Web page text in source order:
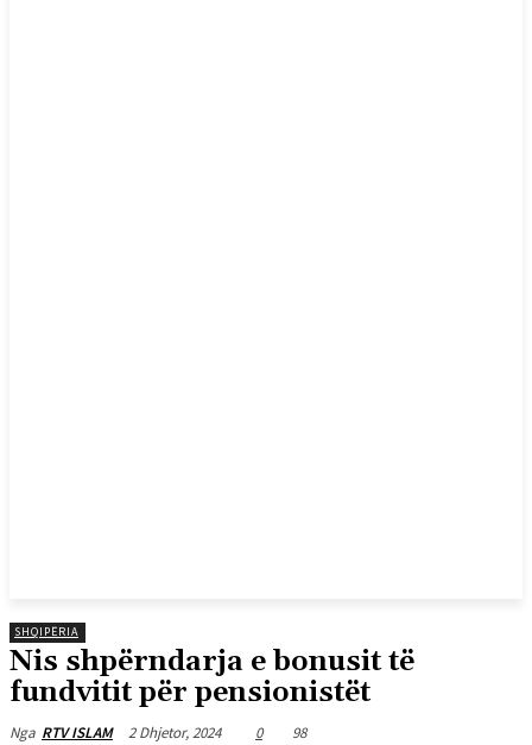
SHQIPËRIA
Nis shpërndarja e bonusit të
fundvitit për pensionistët
Nga RTV ISLAM 2 Dhjetor, 2024 0 98